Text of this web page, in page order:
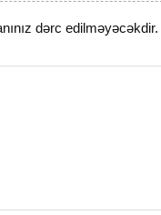
dərc edilməyəcəkdir.